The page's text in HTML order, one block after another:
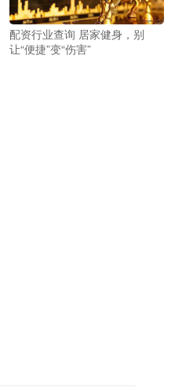
配资行业查询 居家健身，别
让“便捷”变“伤害”